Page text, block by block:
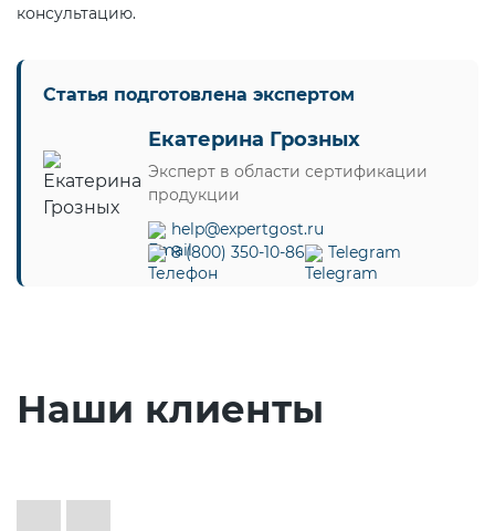
консультацию.
Статья подготовлена экспертом
Екатерина Грозных
Эксперт в области сертификации
продукции
help@expertgost.ru
8 (800) 350-10-86
Telegram
Наши клиенты